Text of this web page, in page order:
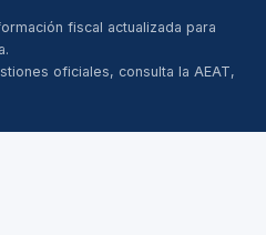
fiscal actualizada para
oficiales, consulta la AEAT,